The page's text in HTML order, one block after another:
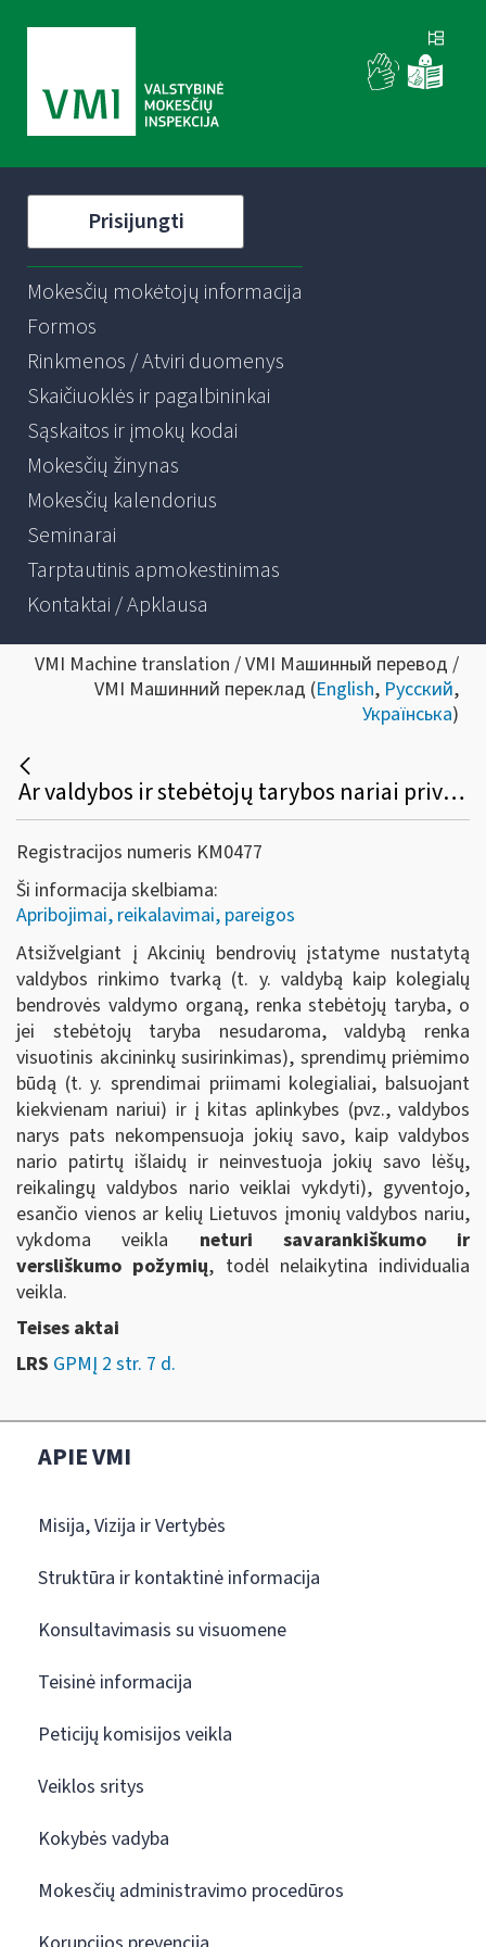
Prisijungti
Mokesčių mokėtojų informacija
Formos
Rinkmenos / Atviri duomenys
Skaičiuoklės ir pagalbininkai
Sąskaitos ir įmokų kodai
Mokesčių žinynas
Mokesčių kalendorius
Seminarai
Tarptautinis apmokestinimas
Kontaktai / Apklausa
VMI Machine translation / VMI Машинный перевод /
VMI Машинний переклад (English, Русский,
Українська)
Ar valdybos ir stebėtojų tarybos nariai privalo registruoti individualią veiklą?
Registracijos numeris KM0477
Ši informacija skelbiama:
Apribojimai, reikalavimai, pareigos
Atsižvelgiant į Akcinių bendrovių įstatyme nustatytą
valdybos rinkimo tvarką (t. y. valdybą kaip kolegialų
bendrovės valdymo organą, renka stebėtojų taryba, o
jei stebėtojų taryba nesudaroma, valdybą renka
visuotinis akcininkų susirinkimas), sprendimų priėmimo
būdą (t. y. sprendimai priimami kolegialiai, balsuojant
kiekvienam nariui) ir į kitas aplinkybes (pvz., valdybos
narys pats nekompensuoja jokių savo, kaip valdybos
nario patirtų išlaidų ir neinvestuoja jokių savo lėšų,
reikalingų valdybos nario veiklai vykdyti), gyventojo,
esančio vienos ar kelių Lietuvos įmonių valdybos nariu,
vykdoma veikla neturi savarankiškumo ir
versliškumo požymių, todėl nelaikytina individualia
veikla.
Teises aktai
LRS GPMĮ 2 str. 7 d.
APIE VMI
Misija, Vizija ir Vertybės
Struktūra ir kontaktinė informacija
Konsultavimasis su visuomene
Teisinė informacija
Peticijų komisijos veikla
Veiklos sritys
Kokybės vadyba
Mokesčių administravimo procedūros